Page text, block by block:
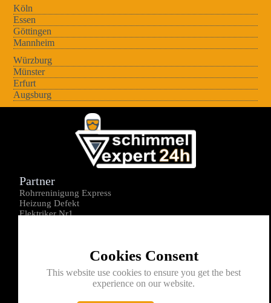
Köln
Essen
Göttingen
Mannheim
Würzburg
Münster
Erfurt
Augsburg
Cookies Consent
This website use cookies to ensure you get the best
experience on our website.
Partner
Rohrreninigung Express
Heizung Defekt
Elektriker Nr1
Kontakt